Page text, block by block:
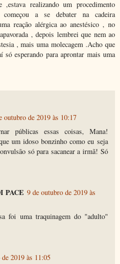
realizando um procedimento
a se debater na cadeira
reação alérgica ao anestésico , no
, depois lembrei que nem ao
, mais uma molecagem .Acho que
só esperando para aprontar mais uma
outubro de 2019 às 10:17
públicas essas coisas, Mana!
um idoso bonzinho como eu seja
só para sacanear a irmã! Só
PACE 9 de outubro de 2019 às
foi uma traquinagem do "adulto"
2019 às 11:05